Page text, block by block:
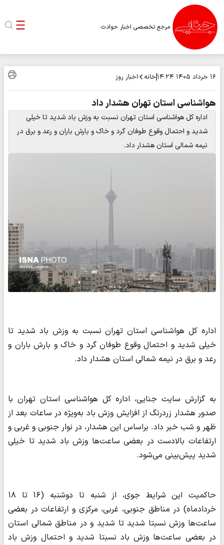
مرجع تخصصی اخبار حوادث
۱۶ خرداد ۱۴۰۵ ۱۴:۲۴ خانه اخبار روز
هواشناسی استان تهران هشدار داد
اداره کل هواشناسی استان تهران نسبت به وزش باد شدید تا خیلی
شدید و احتمال وقوع طوفان گرد و خاک و بارش باران و رعد و برق در
نیمه شمالی استان هشدار داد.
اداره کل هواشناسی استان تهران نسبت به وزش باد شدید تا
خیلی شدید و احتمال وقوع طوفان گرد و خاک و بارش باران و
رعد و برق در نیمه شمالی استان هشدار داد.
به گزارش سایت جنایی، اداره کل هواشناسی استان تهران با
صدور هشدار زردرنگ از افزایش وزش باد به‌ویژه در ساعات بعد از
ظهر و شب خبر داد. براساس این هشدار، در نوار جنوبی و غربی و
ارتفاعات بالادست در بعضی ساعت‌ها وزش باد شدید تا خیلی
شدید پیش‌بینی می‌شود.
حاکمیت این شرایط جوی، از شنبه تا دوشنبه (۱۶ تا ۱۸
خردادماه) در مناطق جنوبی، غربی، مرکزی و ارتفاعات در بعضی
ساعت‌ها وزش نسبتا شدید تا شدید و در مناطق شمالی استان
در بعضی ساعت‌ها وزش باد نسبتا شدید و احتمال وزش باد